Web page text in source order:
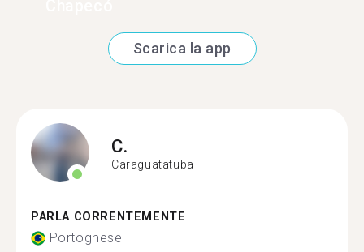
Scarica la app
C.
Caraguatatuba
PARLA CORRENTEMENTE
Portoghese